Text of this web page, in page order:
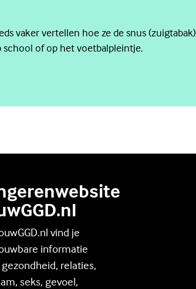
vaker vertellen hoe ze de snus (zuigtabak)
school of op het voetbalpleintje.
vind je
informatie
relaties,
seks, gevoel,